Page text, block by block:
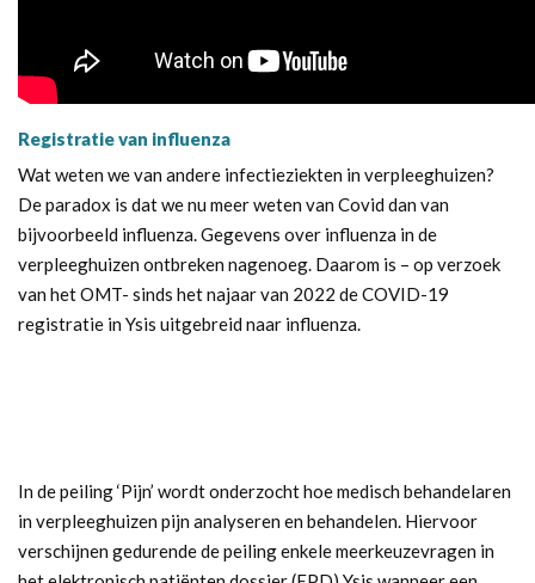
Registratie van influenza
Wat weten we van andere infectieziekten in verpleeghuizen?
De paradox is dat we nu meer weten van Covid dan van
bijvoorbeeld influenza. Gegevens over influenza in de
verpleeghuizen ontbreken nagenoeg. Daarom is – op verzoek
van het OMT- sinds het najaar van 2022 de COVID-19
registratie in Ysis uitgebreid naar influenza.
In de peiling ‘Pijn’ wordt onderzocht hoe medisch behandelaren
in verpleeghuizen pijn analyseren en behandelen. Hiervoor
verschijnen gedurende de peiling enkele meerkeuzevragen in